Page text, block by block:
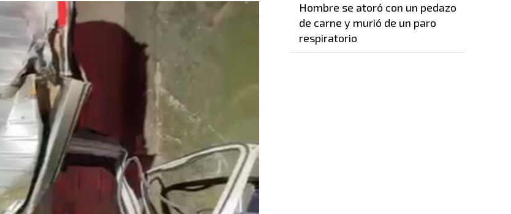
Hombre se atoró con un pedazo
de carne y murió de un paro
respiratorio